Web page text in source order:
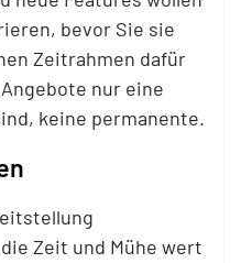
bevor Sie sie
Zeitrahmen dafür
nur eine
keine permanente.
Zeit und Mühe wert